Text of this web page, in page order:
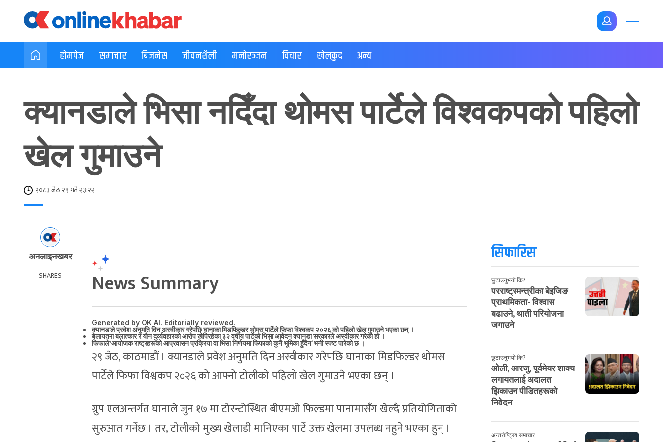
होमपेज समाचार बिजनेस जीवनशैली मनोरञ्जन विचार खेलकुद अन्य
क्यानडाले भिसा नदिँदा थोमस पार्टेले विश्वकपको
पहिलो खेल गुमाउने
२०८३ जेठ २९ गते २३:२२
अनलाइनखबर
SHARES
सिफारिस
छुटाउनुभयो कि?
परराष्ट्रमन्त्रीका बेइजिङ
प्राथमिकता- विश्वास
बढाउने, थाती परियोजना
जगाउने
छुटाउनुभयो कि?
ओली, आरजु, पूर्वमेयर
शाक्य लगायतलाई अदालत
झिकाउन पीडितहरूको
निवेदन
अन्तर्राष्ट्रिय समाचार